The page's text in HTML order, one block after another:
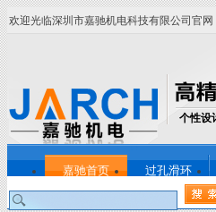
欢迎光临深圳市嘉驰机电科技有限公司官网
个性设
嘉驰首页 过孔滑环